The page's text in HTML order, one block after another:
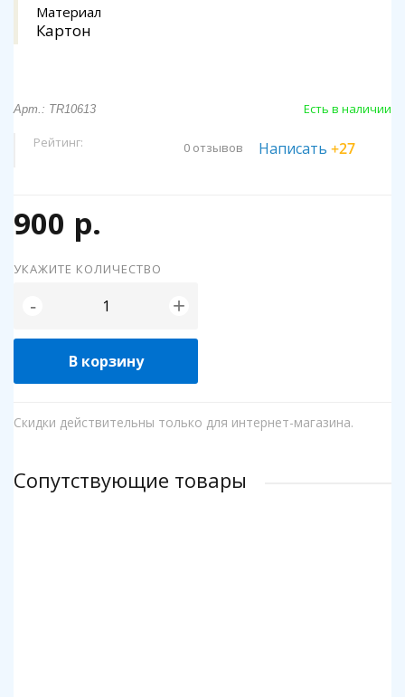
Материал
Картон
Арт.: TR10613 Есть в наличии
Рейтинг: 0 отзывов Написать +27
900 р.
УКАЖИТЕ КОЛИЧЕСТВО
- +
В корзину
Скидки действительны только для интернет-магазина.
Сопутствующие товары